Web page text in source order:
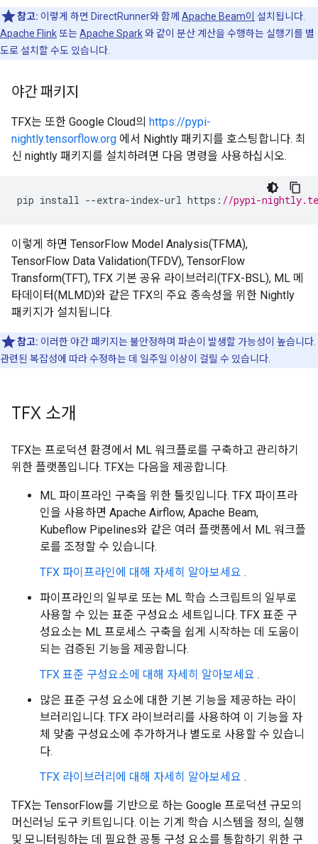
참고: 이렇게 하면 DirectRunner와 함께 Apache Beam이
설치됩니다.
Apache Flink 또는Apache Spark와 같이 분산 계산을 수행하는 실행기를 별
도로 설치할 수도 있습니다.
야간 패키지
TFX는 또한 Google Cloud의 https://pypi-
nightly.tensorflow.org 에서 Nightly 패키지를 호스팅합니다. 최
신 nightly 패키지를 설치하려면 다음 명령을 사용하십시오.
pip install --extra-index-url https : //pypi-
이렇게 하면 TensorFlow Model Analysis(TFMA),
TensorFlow Data Validation(TFDV), TensorFlow
Transform(TFT), TFX 기본 공유 라이브러리(TFX-BSL), ML 메
타데이터(MLMD)와 같은 TFX의 주요 종속성을 위한 Nightly
패키지가 설치됩니다.
참고: 이러한 야간 패키지는 불안정하며 파손이 발생할 가능성이 높습니다.
관련된 복잡성에 따라 수정하는 데 일주일 이상이 걸릴 수 있습니다.
TFX 소개
TFX는 프로덕션 환경에서 ML 워크플로를 구축하고 관리하기
위한 플랫폼입니다. TFX는 다음을 제공합니다.
ML 파이프라인 구축을 위한 툴킷입니다. TFX 파이프라
인을 사용하면 Apache Airflow, Apache Beam,
Kubeflow Pipelines와 같은 여러 플랫폼에서 ML 워크플
로를 조정할 수 있습니다.
TFX 파이프라인에 대해 자세히 알아보세요 .
파이프라인의 일부로 또는 ML 학습 스크립트의 일부로
사용할 수 있는 표준 구성요소 세트입니다. TFX 표준 구
성요소는 ML 프로세스 구축을 쉽게 시작하는 데 도움이
되는 검증된 기능을 제공합니다.
TFX 표준 구성요소에 대해 자세히 알아보세요 .
많은 표준 구성 요소에 대한 기본 기능을 제공하는 라이
브러리입니다. TFX 라이브러리를 사용하여 이 기능을 자
체 맞춤 구성요소에 추가하거나 별도로 사용할 수 있습니
다.
TFX 라이브러리에 대해 자세히 알아보세요 .
TFX는 TensorFlow를 기반으로 하는 Google 프로덕션 규모의
머신러닝 도구 키트입니다. 이는 기계 학습 시스템을 정의, 실행
및 모니터링하는 데 필요한 공통 구성 요소를 통합하기 위한 구